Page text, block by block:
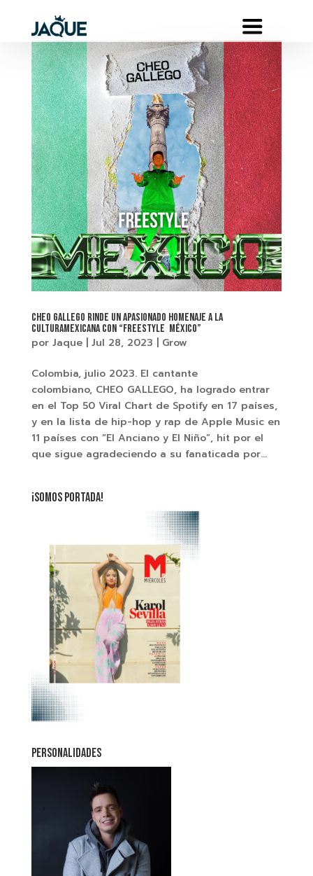
Cheo Gallego rinde un apasionado homenaje a la
culturamexicana con “Freestyle México”
por Jaque| Jul 28, 2023 Grow
Colombia, julio 2023. El cantante
colombiano, CHEO GALLEGO, ha logrado entrar
en el Top 50 Viral Chart de Spotify en 17 países,
y en la lista de hip-hop y rap de Apple Music en
11 países con “El Anciano y El Niño”, hit por el
que sigue agradeciendo a su fanaticada por...
¡SOMOS PORTADA!
PERSONALIDADES